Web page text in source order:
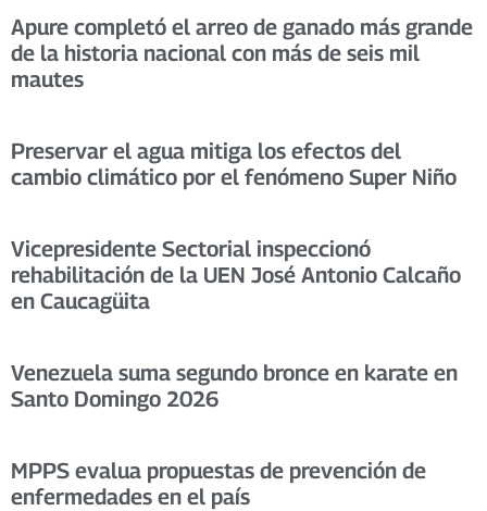
Apure completó el arreo de ganado más grande
de la historia nacional con más de seis mil
mautes
Preservar el agua mitiga los efectos del
cambio climático por el fenómeno Super Niño
Vicepresidente Sectorial inspeccionó
rehabilitación de la UEN José Antonio Calcaño
en Caucagüita
Venezuela suma segundo bronce en karate en
Santo Domingo 2026
MPPS evalua propuestas de prevención de
enfermedades en el país